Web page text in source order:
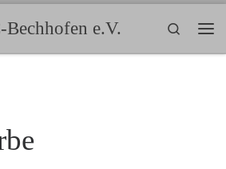
Bechhofen e.V.
Search